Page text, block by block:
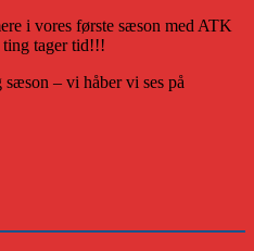
i vores første sæson med ATK
tager tid!!!
– vi håber vi ses på